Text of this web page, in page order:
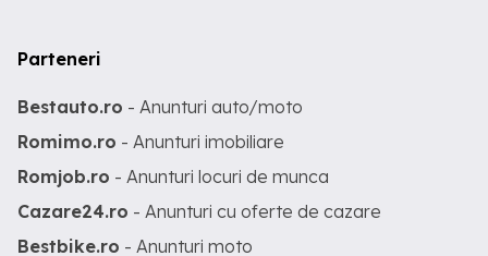
Parteneri
Bestauto.ro - Anunturi auto/moto
Romimo.ro - Anunturi imobiliare
Romjob.ro - Anunturi locuri de munca
Cazare24.ro - Anunturi cu oferte de cazare
Bestbike.ro - Anunturi moto